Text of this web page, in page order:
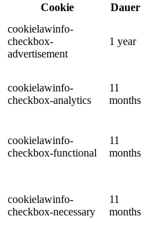
Cookie
Dauer
cookielawinfo-
checkbox-
advertisement
1 year
cookielawinfo-
checkbox-analytics
11
months
cookielawinfo-
checkbox-functional
11
months
cookielawinfo-
checkbox-necessary
11
months